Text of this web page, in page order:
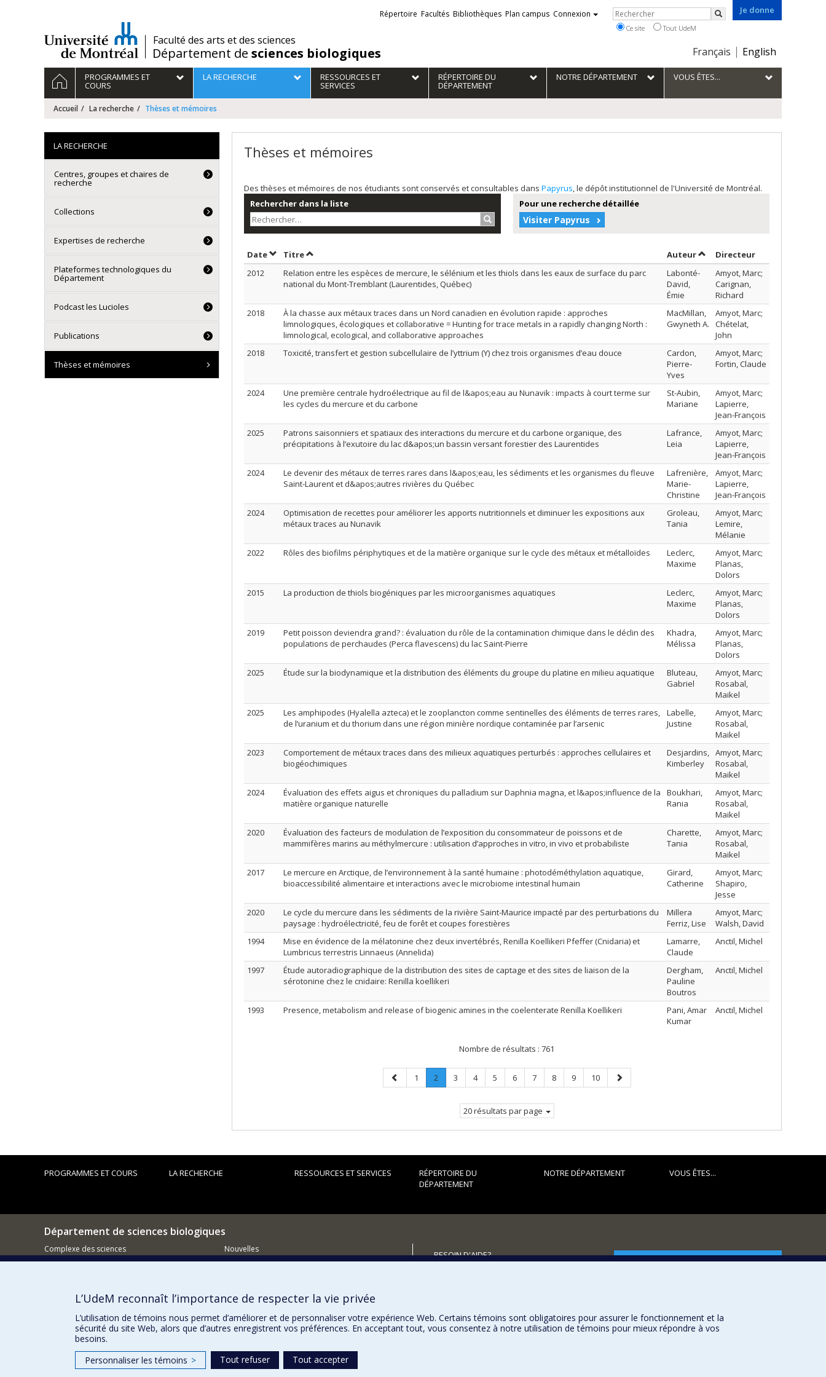
/Faculté des arts et des sciences
Département de sciences biologiques
Je donne
Choix
la
langue
Français English
Liens
externes
Répertoire Facultés Bibliothèques Plan campus Connexion Rechercher
Rechercher
Ce site Tout UdeM
Navigation
principale
ACCUEILPROGRAMMES ET
COURS
LA RECHERCHE RESSOURCES ET
SERVICES
RÉPERTOIRE DU
DÉPARTEMENT
NOTRE DÉPARTEMENT VOUS ÊTES...
Accueil La recherche Thèses et mémoires
Thèses et mémoires
Des thèses et mémoires de nos étudiants sont conservés et consultables dans Papyrus, le dépôt institutionnel de l'Université de Montréal.
Rechercher dans la liste
Rechercher…
Pour une recherche détaillée
Visiter Papyrus
DateTrier par date en ordre croissant
TitreTrier par titre en ordre croissant AuteurTrier par auteur en ordre
Directeur
2012
Relation entre les espèces de mercure, le sélénium et les thiols dans les eaux de surface du parc
national du Mont-Tremblant (Laurentides, Québec)
Labonté-
David,
Émie
Amyot, Marc;
Carignan,
Richard
2018
À la chasse aux métaux traces dans un Nord canadien en évolution rapide : approches
limnologiques, écologiques et collaborative = Hunting for trace metals in a rapidly changing North :
limnological, ecological, and collaborative approaches
MacMillan,
Gwyneth A.
Amyot, Marc;
Chételat,
John
2018
Toxicité, transfert et gestion subcellulaire de l’yttrium (Y) chez trois organismes d’eau douce
Cardon,
Pierre-
Yves
Amyot, Marc;
Fortin, Claude
2024
Une première centrale hydroélectrique au fil de l&apos;eau au Nunavik : impacts à court terme sur
les cycles du mercure et du carbone
St-Aubin,
Mariane
Amyot, Marc;
Lapierre,
Jean-François
2025
Patrons saisonniers et spatiaux des interactions du mercure et du carbone organique, des
précipitations à l’exutoire du lac d&apos;un bassin versant forestier des Laurentides
Lafrance,
Leia
Amyot, Marc;
Lapierre,
Jean-François
2024
Le devenir des métaux de terres rares dans l&apos;eau, les sédiments et les organismes du fleuve
Saint-Laurent et d&apos;autres rivières du Québec
Lafrenière,
Marie-
Christine
Amyot, Marc;
Lapierre,
Jean-François
2024
Optimisation de recettes pour améliorer les apports nutritionnels et diminuer les expositions aux
métaux traces au Nunavik
Groleau,
Tania
Amyot, Marc;
Lemire,
Mélanie
2022
Rôles des biofilms périphytiques et de la matière organique sur le cycle des métaux et métalloïdes
Leclerc,
Maxime
Amyot, Marc;
Planas,
Dolors
2015
La production de thiols biogéniques par les microorganismes aquatiques
Leclerc,
Maxime
Amyot, Marc;
Planas,
Dolors
2019
Petit poisson deviendra grand? : évaluation du rôle de la contamination chimique dans le déclin des
populations de perchaudes (Perca flavescens) du lac Saint-Pierre
Khadra,
Mélissa
Amyot, Marc;
Planas,
Dolors
2025
Étude sur la biodynamique et la distribution des éléments du groupe du platine en milieu aquatique
Bluteau,
Gabriel
Amyot, Marc;
Rosabal,
Maikel
2025
Les amphipodes (Hyalella azteca) et le zooplancton comme sentinelles des éléments de terres rares,
de l’uranium et du thorium dans une région minière nordique contaminée par l’arsenic
Labelle,
Justine
Amyot, Marc;
Rosabal,
Maikel
2023
Comportement de métaux traces dans des milieux aquatiques perturbés : approches cellulaires et
biogéochimiques
Desjardins,
Kimberley
Amyot, Marc;
Rosabal,
Maikel
2024
Évaluation des effets aigus et chroniques du palladium sur Daphnia magna, et l&apos;influence de la
matière organique naturelle
Boukhari,
Rania
Amyot, Marc;
Rosabal,
Maikel
2020
Évaluation des facteurs de modulation de l’exposition du consommateur de poissons et de
mammifères marins au méthylmercure : utilisation d’approches in vitro, in vivo et probabiliste
Charette,
Tania
Amyot, Marc;
Rosabal,
Maikel
2017
Le mercure en Arctique, de l’environnement à la santé humaine : photodéméthylation aquatique,
bioaccessibilité alimentaire et interactions avec le microbiome intestinal humain
Girard,
Catherine
Amyot, Marc;
Shapiro,
Jesse
2020
Le cycle du mercure dans les sédiments de la rivière Saint-Maurice impacté par des perturbations du
paysage : hydroélectricité, feu de forêt et coupes forestières
Millera
Ferriz, Lise
Amyot, Marc;
Walsh, David
1994
Mise en évidence de la mélatonine chez deux invertébrés, Renilla Koellikeri Pfeffer (Cnidaria) et
Lumbricus terrestris Linnaeus (Annelida)
Lamarre,
Claude
Anctil, Michel
1997
Étude autoradiographique de la distribution des sites de captage et des sites de liaison de la
sérotonine chez le cnidaire: Renilla koellikeri
Dergham,
Pauline
Boutros
Anctil, Michel
1993 Presence, metabolism and release of biogenic amines in the coelenterate Renilla Koellikeri
Pani, Amar
Kumar
Anctil, Michel
Nombre de résultats : 761
Page
précédente
Page
1 Page
2.
Page
Page
3 Page
4 Page
5 Page
6 Page
7 Page
8 Page
9 Page
10
Page
suivante
20 résultats par page
LA RECHERCHE
Centres, groupes et chaires de
recherche
Collections
Expertises de recherche
Plateformes technologiques du
Département
Podcast les Lucioles
Publications
Thèses et mémoires
PROGRAMMES ET COURS LA RECHERCHE RESSOURCES ET SERVICES
RÉPERTOIRE DU
DÉPARTEMENT
NOTRE DÉPARTEMENT VOUS ÊTES...
Département de sciences biologiques
Complexe des sciences
1375 Avenue Thérèse-Lavoie-Roux
514-343-6111 poste 14745
Nouvelles
BESOIN D'AIDE?
FACULTÉ DES ARTS ET DES SCIENCES
Nos programmes et cours
L’UdeM reconnaît l’importance de respecter la vie privée
L’utilisation de témoins nous permet d’améliorer et de personnaliser votre expérience Web. Certains témoins sont obligatoires pour assurer le fonctionnement et la
sécurité du site Web, alors que d’autres enregistrent vos préférences. En acceptant tout, vous consentez à notre utilisation de témoins pour mieux répondre à vos
besoins.
Personnaliser les témoins > Tout refuser Tout accepter